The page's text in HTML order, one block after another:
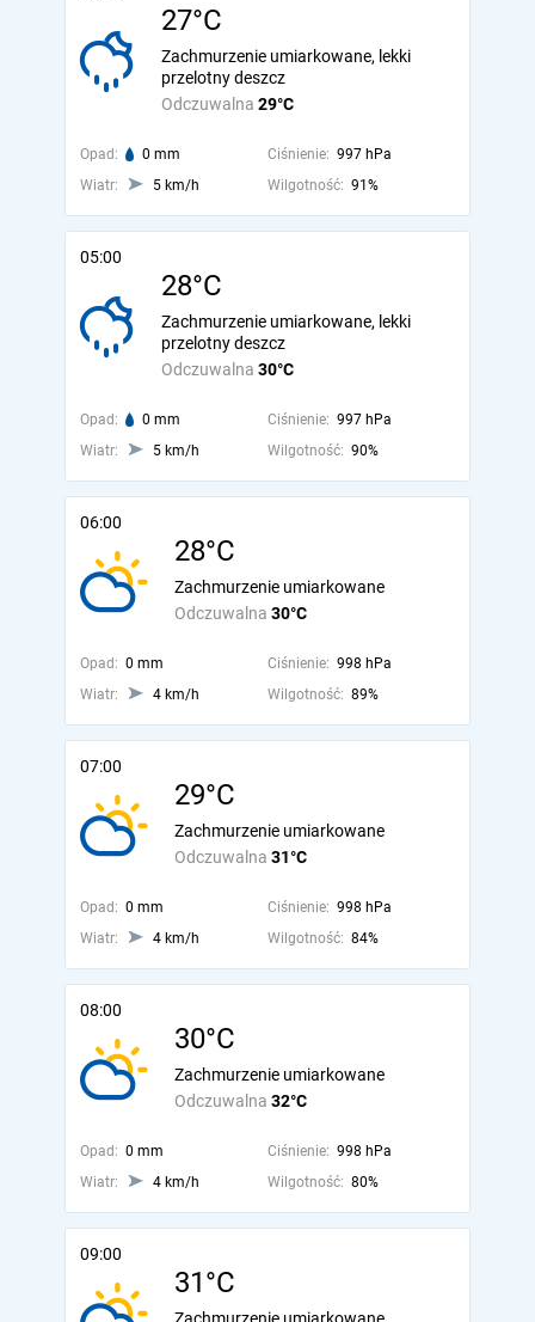
27°C
Odczuwalna 29°C
Zachmurzenie umiarkowane, lekki
przelotny deszcz
Opad: 0 mm Ciśnienie: 997 hPa
Wiatr:
5 km/h Wilgotność: 91%
05:00
28°C
Odczuwalna 30°C
Zachmurzenie umiarkowane, lekki
przelotny deszcz
Opad: 0 mm Ciśnienie: 997 hPa
Wiatr:
5 km/h Wilgotność: 90%
06:00
28°C
Odczuwalna 30°C
Zachmurzenie umiarkowane
Opad: 0 mm Ciśnienie: 998 hPa
Wiatr:
4 km/h Wilgotność: 89%
07:00
29°C
Odczuwalna 31°C
Zachmurzenie umiarkowane
Opad: 0 mm Ciśnienie: 998 hPa
Wiatr:
4 km/h Wilgotność: 84%
08:00
30°C
Odczuwalna 32°C
Zachmurzenie umiarkowane
Opad: 0 mm Ciśnienie: 998 hPa
Wiatr:
4 km/h Wilgotność: 80%
09:00
31°C